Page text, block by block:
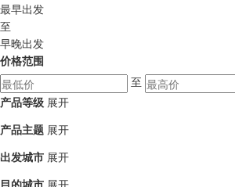
最早出发
至
早晚出发
价格范围
至
产品等级 展开
产品主题 展开
出发城市 展开
目的城市 展开